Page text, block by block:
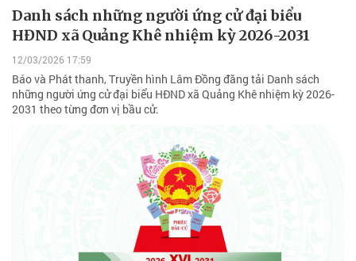
Danh sách những người ứng cử đại biểu
HĐND xã Quảng Khê nhiệm kỳ 2026-2031
12/03/2026 17:59
Báo và Phát thanh, Truyền hình Lâm Đồng đăng tải Danh sách
những người ứng cử đại biểu HĐND xã Quảng Khê nhiệm kỳ 2026-
2031 theo từng đơn vị bầu cử.